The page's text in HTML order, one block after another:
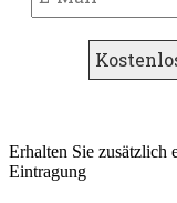
Erhalten Sie zusätzlich
Eintragung